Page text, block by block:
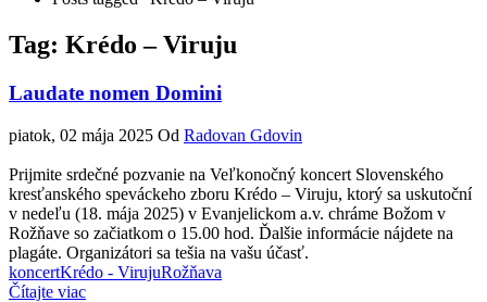
Tag: Krédo – Viruju
Laudate nomen Domini
piatok, 02 mája 2025 Od Radovan Gdovin
Prijmite srdečné pozvanie na Veľkonočný koncert Slovenského
kresťanského speváckeho zboru Krédo – Viruju, ktorý sa uskutoční
v nedeľu (18. mája 2025) v Evanjelickom a.v. chráme Božom v
Rožňave so začiatkom o 15.00 hod. Ďalšie informácie nájdete na
plagáte. Organizátori sa tešia na vašu účasť.
koncertKrédo - VirujuRožňava
Čítajte viac